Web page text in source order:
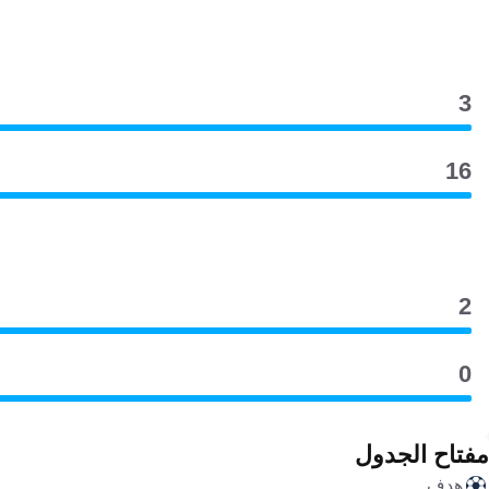
3
16
2
0
مفتاح الجدول
هدف